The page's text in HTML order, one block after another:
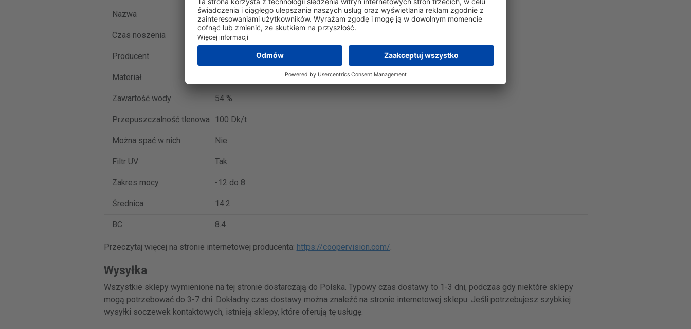
Nazwa MyDay daily disposable
Czas noszenia Soczewka jednodniowa
Producent CooperVision
Materiał
Zawartość wody 54 %
Przepuszczalność tlenowa 100 Dk/t
Można spać w nich Nie
Filtr UV Tak
Zakres mocy -12 do 8
Średnica 14.2
BC 8.4
Przeczytaj więcej na stronie internetowej producenta: https://coopervision.com/.
Wysyłka
Wszystkie sklepy wymienione na tej stronie dostarczają do Polska. Typowy czas dostawy to 1-3 dni, podczas gdy niektóre sklepy
mogą potrzebować do 3-7 dni. Dokładny czas dostawy można znaleźć na stronie internetowej sklepu. Jeśli potrzebujesz szybkiej
wysyłki soczewek kontaktowych, istnieją sklepy, które oferują tę usługę.